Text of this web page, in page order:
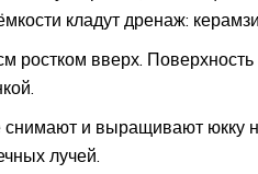
кладут дренаж:
ростком вверх.
снимают и выращивают юкку
лучей.